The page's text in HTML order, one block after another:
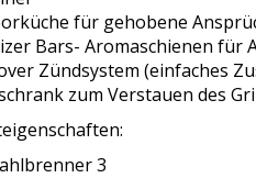
für gehobene
Bars- Aromaschienen für
Zündsystem (einfaches
zum Verstauen des
3